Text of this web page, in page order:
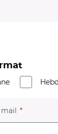
mail (champ